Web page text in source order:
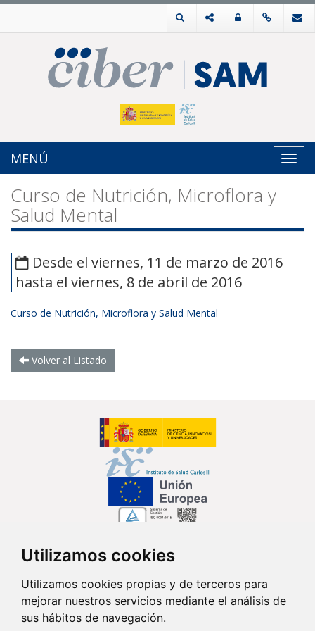
Utilizamos cookies
Utilizamos cookies propias y de terceros para
mejorar nuestros servicios mediante el análisis de
sus hábitos de navegación.
MENÚ
Curso de Nutrición, Microflora y
Salud Mental
Desde el viernes, 11 de marzo de 2016
hasta el viernes, 8 de abril de 2016
Curso de Nutrición, Microflora y Salud Mental
Volver al Listado
Síguenos en...
Contacto